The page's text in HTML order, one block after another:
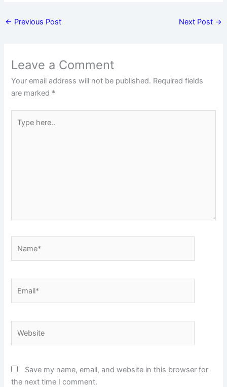
← Previous Post Next Post →
Leave a Comment
Your email address will not be published. Required fields
are marked *
here..
Save my name, email, and website in this browser for
the next time I comment.